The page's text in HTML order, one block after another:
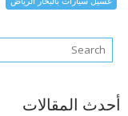
أحدث المقالات